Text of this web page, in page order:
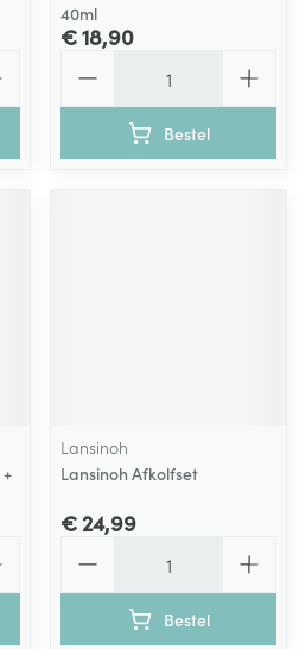
40ml
€ 18,90
Bestel
Lansinoh
Lansinoh Afkolfset
€ 24,99
Bestel